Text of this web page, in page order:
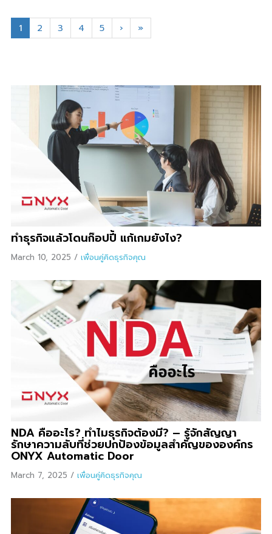
1 2 3 4 5 › »
ทำธุรกิจแล้วโดนก๊อปปี้ แก้เกมยังไง?
March 10, 2025 / เพื่อนคู่คิดธุรกิจคุณ
NDA คืออะไร? ทำไมธุรกิจต้องมี? – รู้จักสัญญา
รักษาความลับที่ช่วยปกป้องข้อมูลสำคัญขององค์กร
ONYX Automatic Door
March 7, 2025 / เพื่อนคู่คิดธุรกิจคุณ